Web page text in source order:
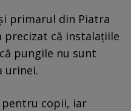
primarul din Piatra
precizat că instalațiile
pungile nu sunt
urinei.
pentru copii, iar